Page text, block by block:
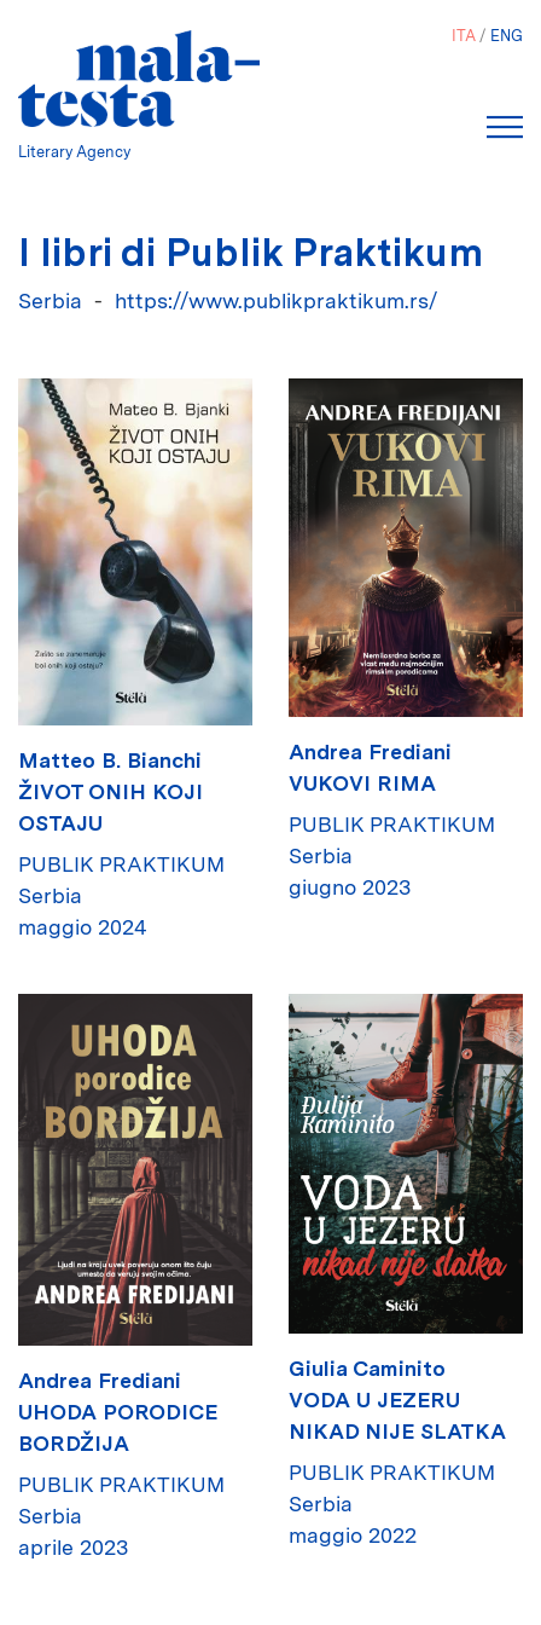
Literary Agency
ITA ENG
I libri di Publik Praktikum
Serbia https://www.publikpraktikum.rs/
Matteo B. Bianchi
ŽIVOT ONIH KOJI
OSTAJU
PUBLIK PRAKTIKUM
Serbia
maggio 2024
Andrea Frediani
VUKOVI RIMA
PUBLIK PRAKTIKUM
Serbia
giugno 2023
Andrea Frediani
UHODA PORODICE
BORDŽIJA
PUBLIK PRAKTIKUM
Serbia
aprile 2023
Giulia Caminito
VODA U JEZERU
NIKAD NIJE SLATKA
PUBLIK PRAKTIKUM
Serbia
maggio 2022